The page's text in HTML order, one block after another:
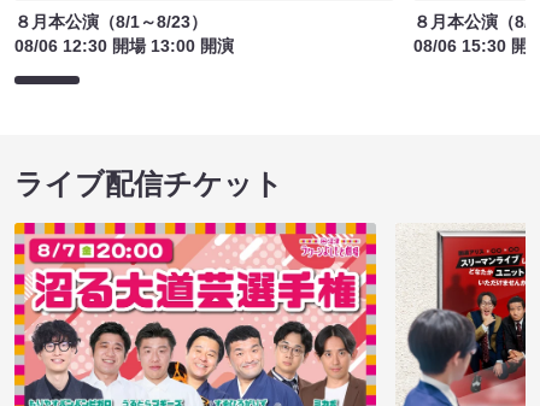
８月本公演（8/1～8/23）
08/06 12:30 開場 13:00 開演
８月本公演（8/
08/06 15:30 開
ライブ配信チケット